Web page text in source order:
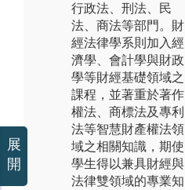
行政法、刑法、民
法、商法等部門。財
經法律學系則加入經
濟學、會計學與財政
學等財經基礎領域之
課程，並著重於著作
權法、商標法及專利
法等智慧財產權法領
域之相關知識，期使
學生得以兼具財經與
法律雙領域的專業知
展
開